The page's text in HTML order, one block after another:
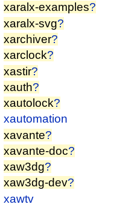
xaralx-examples?
xaralx-svg?
xarchiver?
xarclock?
xastir?
xauth?
xautolock?
xautomation
xavante?
xavante-doc?
xaw3dg?
xaw3dg-dev?
xawtv